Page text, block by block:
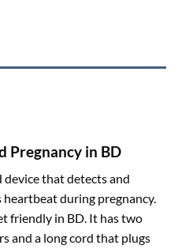
Pregnancy in BD
device that detects and
heartbeat during pregnancy.
friendly in BD. It has two
and a long cord that plugs